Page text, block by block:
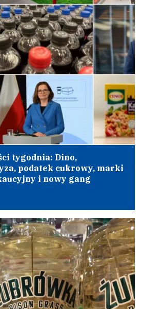
tygodnia: Dino,
podatek cukrowy, marki
i nowy gang